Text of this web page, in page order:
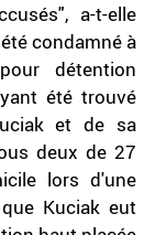
a-t-elle
condamné à
détention
été trouvé
et de sa
deux de 27
lors d'une
Kuciak eut